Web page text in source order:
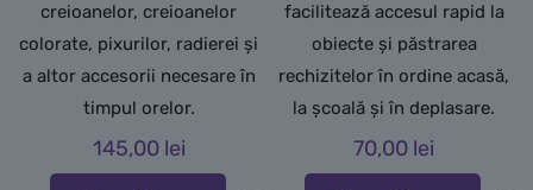
creioanelor, creioanelor
colorate, pixurilor, radierei și
a altor accesorii necesare în
timpul orelor.
145,00 lei
facilitează accesul rapid la
obiecte și păstrarea
rechizitelor în ordine acasă,
la școală și în deplasare.
70,00 lei